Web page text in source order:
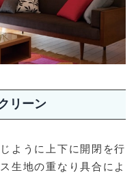
リーン
ように上下に開閉を行
生地の重なり具合によ